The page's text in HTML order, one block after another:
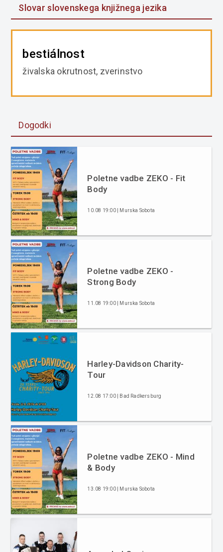
Slovar slovenskega knjižnega jezika
bestiálnost
živalska okrutnost, zverinstvo
Dogodki
Poletne vadbe ZEKO - Fit
Body
10.08 19:00 | Murska Sobota
Poletne vadbe ZEKO -
Strong Body
11.08 19:00 | Murska Sobota
Harley-Davidson Charity-
Tour
12.08 17:00 | Bad Radkersburg
Poletne vadbe ZEKO - Mind
& Body
13.08 19:00 | Murska Sobota